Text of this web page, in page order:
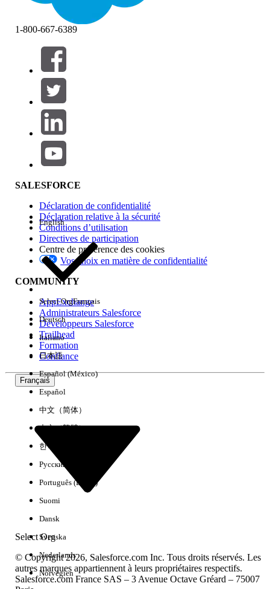
Filtrer par (0)
SÉLECTIONNER DES FILTRES
Gamme de produits
Impact des fonctionnalités
Edition
Expérience
Aucun résultat
1-800-667-6389
SALESFORCE
Déclaration de confidentialité
Déclaration relative à la sécurité
Conditions d’utilisation
Directives de participation
Centre de préférence des cookies
Vos choix en matière de confidentialité
COMMUNITY
AppExchange
Administrateurs Salesforce
Développeurs Salesforce
Trailhead
Formation
Confiance
Français
Select Org
English
Select OrgFrançais
Deutsch
Italiano
日本語
Español (México)
Español
中文（简体）
中文（繁體）
한국어
Русский
Português (Brasil)
Suomi
Dansk
Svenska
Nederlands
Norvégien
© Copyright 2026, Salesforce.com Inc. Tous droits réservés. Les
autres marques appartiennent à leurs propriétaires respectifs.
Salesforce.com France SAS – 3 Avenue Octave Gréard – 75007